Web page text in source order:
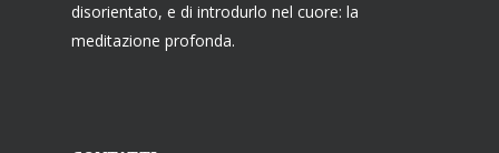
disorientato, e di introdurlo nel cuore: la
meditazione profonda.